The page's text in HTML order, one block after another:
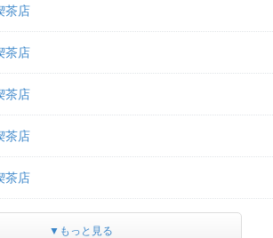
茶店
茶店
茶店
茶店
茶店
▼もっと見る